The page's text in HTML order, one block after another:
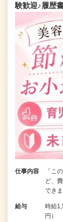
験歓迎♪履歴
仕事内容
「こ
ど、
でき
給与
時給
円）